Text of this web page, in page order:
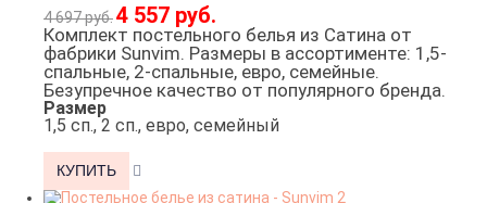
4 697 руб.4 557 руб.
Комплект постельного белья из Сатина от
фабрики Sunvim. Размеры в ассортименте: 1,5-
спальные, 2-спальные, евро, семейные.
Безупречное качество от популярного бренда.
Размер
1,5 сп., 2 сп., евро, семейный